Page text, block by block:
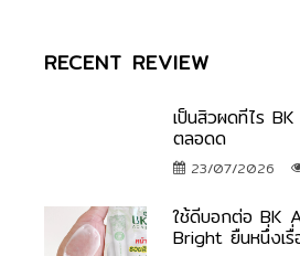
RECENT REVIEW
เป็นสิวผดทีไร
ตลอดด
23/07/2026
ใช้ดีบอกต่อ BK
Bright ยืนหนึ่งเรื่